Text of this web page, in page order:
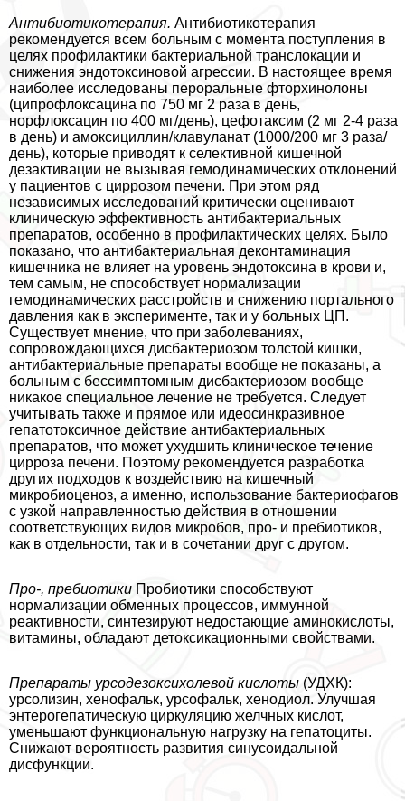
Антибиотикотерапия. Антибиотикотерапия
рекомендуется всем больным с момента поступления в
целях профилактики бактериальной трaнcлокации и
снижения эндотоксиновой агрессии. В настоящее время
наиболее исследованы перopaльные фторхинолоны
(ципрофлоксацина по 750 мг 2 раза в день,
норфлоксацин по 400 мг/день), цефотаксим (2 мг 2-4 раза
в день) и амоксициллин/клавуланат (1000/200 мг 3 раза/
день), которые приводят к селективной кишечной
дезактивации не вызывая гемодинамических отклонений
у пациентов с циррозом печени. При этом ряд
независимых исследований критически оценивают
клиническую эффективность антибактериальных
препаратов, особенно в профилактических целях. Было
показано, что антибактериальная деконтаминация
кишечника не влияет на уровень эндотоксина в крови и,
тем самым, не способствует нормализации
гемодинамических расстройств и снижению портального
давления как в эксперименте, так и у больных ЦП.
Существует мнение, что при заболеваниях,
сопровождающихся дисбактериозом толстой кишки,
антибактериальные препараты вообще не показаны, а
больным с бессимптомным дисбактериозом вообще
никакое специальное лечение не требуется. Следует
учитывать также и прямое или идеосинкразивное
гепатотоксичное действие антибактериальных
препаратов, что может ухудшить клиническое течение
цирроза печени. Поэтому рекомендуется разработка
других подходов к воздействию на кишечный
микробиоценоз, а именно, использование бактериофагов
с узкой направленностью действия в отношении
соответствующих видов микробов, про- и пребиотиков,
как в отдельности, так и в сочетании друг с другом.
Про-, пребиотики Пробиотики способствуют
нормализации обменных процессов, иммунной
реактивности, синтезируют недостающие аминокислоты,
витамины, обладают детоксикационными свойствами.
Препараты урсодезоксихолевой кислоты (УДХК):
урсолизин, хенофальк, урсофальк, хенодиол. Улучшая
энтерогепатическую циркуляцию желчных кислот,
уменьшают функциональную нагрузку на гепатоциты.
Снижают вероятность развития синусоидальной
дисфункции.